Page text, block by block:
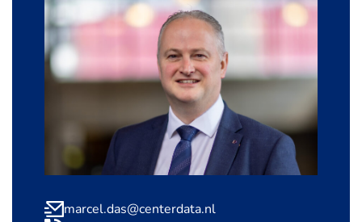
marcel.das@centerdata.nl